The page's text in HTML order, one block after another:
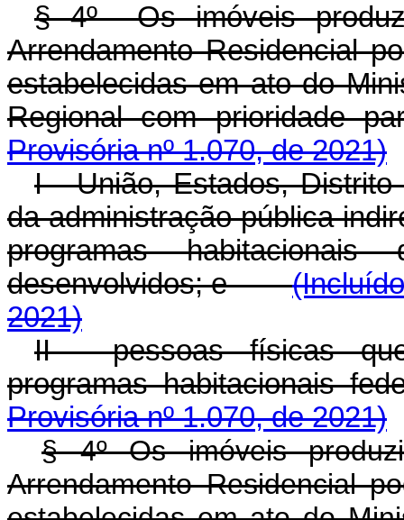
§ 4º Os imóveis
Arrendamento Residencial
estabelecidas em ato do
Regional com
Provisória nº 1.070, de 2021)
I - União, Estados,
da administração pública
programas
desenvolvidos; e
2021)
II - pessoas físicas
programas habitacionais
Provisória nº 1.070, de 2021)
§ 4º Os imóveis
Arrendamento Residencial